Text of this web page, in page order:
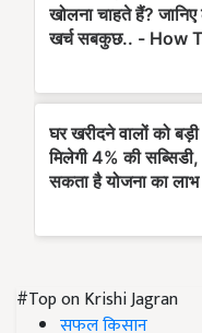
#Top on Krishi Jagran
सफल किसान